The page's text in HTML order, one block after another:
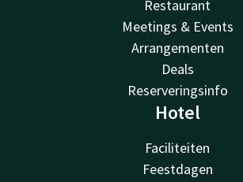
Restaurant
Meetings & Events
Arrangementen
Deals
Reserveringsinfo
Hotel
Faciliteiten
Feestdagen